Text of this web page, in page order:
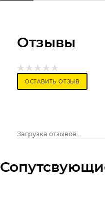
Отзывы
ОСТАВИТЬ ОТЗЫВ
Загрузка отзывов...